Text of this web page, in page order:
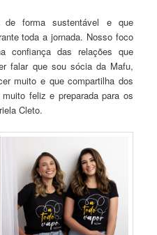
de forma sustentável e que
toda a jornada. Nosso foco
confiança das relações que
falar que sou sócia da Mafu,
muito e que compartilha dos
feliz e preparada para os
Cleto.